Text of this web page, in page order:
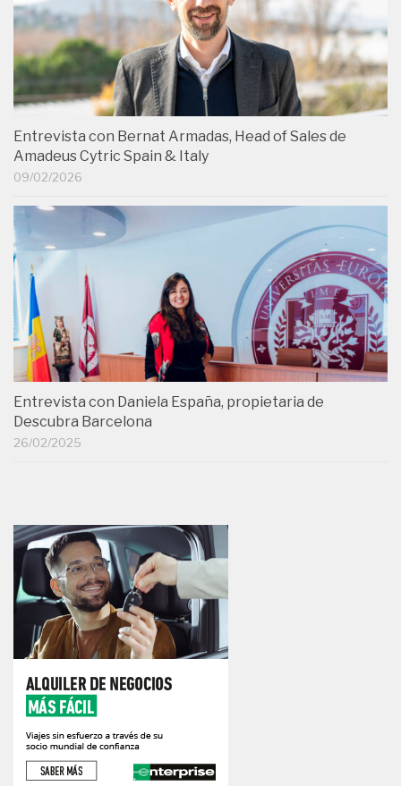
Entrevista con Bernat Armadas, Head of Sales de
Amadeus Cytric Spain & Italy
09/02/2026
Entrevista con Daniela España, propietaria de
Descubra Barcelona
26/02/2025